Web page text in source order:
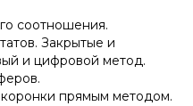
соотношения.
Закрытые и
и цифровой метод.
прямым методом.